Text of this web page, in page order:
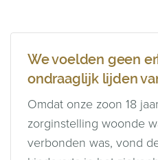
We voelden geen
ondraaglijk lijden
Omdat onze zoon 18
zorginstelling woonde
verbonden was, vond